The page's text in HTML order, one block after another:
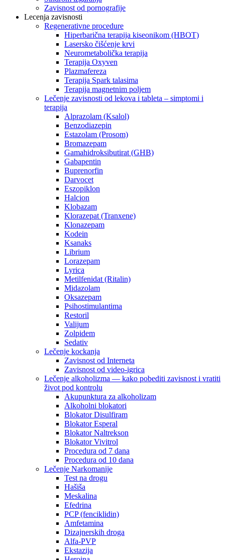
Zavisnost od pornografije
Lecenja zavisnosti
Regenerativne procedure
Hiperbarična terapija kiseonikom (HBOT)
Lasersko čišćenje krvi
Neurometabolička terapija
Terapija Oxyven
Plazmafereza
Terapija Spark talasima
Terapija magnetnim poljem
Lečenje zavisnosti od lekova i tableta – simptomi i
terapija
Alprazolam (Ksalol)
Benzodiazepin
Estazolam (Prosom)
Bromazepam
Gamahidroksibutirat (GHB)
Gabapentin
Buprenorfin
Darvocet
Eszopiklon
Halcion
Klobazam
Klorazepat (Tranxene)
Klonazepam
Kodein
Ksanaks
Librium
Lorazepam
Lyrica
Metilfenidat (Ritalin)
Midazolam
Oksazepam
Psihostimulantima
Restoril
Valijum
Zolpidem
Sedativ
Lečenje kockanja
Zavisnost od Interneta
Zavisnost od video-igrica
Lečenje alkoholizma — kako pobediti zavisnost i vratiti
život pod kontrolu
Akupunktura za alkoholizam
Alkoholni blokatori
Blokator Disulfiram
Blokator Esperal
Blokator Naltrekson
Blokator Vivitrol
Procedura od 7 dana
Procedura od 10 dana
Lečenje Narkomanije
Test na drogu
Hašiša
Meskalina
Efedrina
PCP (fenciklidin)
Amfetamina
Dizajnerskih droga
Alfa-PVP
Ekstazija